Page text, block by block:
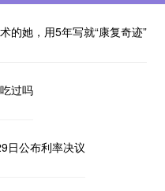
的她，用5年写就“康复奇迹”
过吗
日公布利率决议